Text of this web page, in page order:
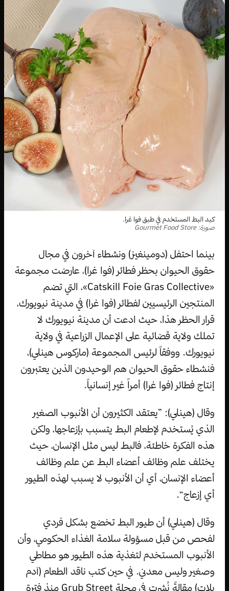
كبد البط المستخدم في طبق فوا غرا.
صورة: Gourmet Food Store
بينما احتفل (دومينغيز) ونشطاء آخرون في مجال
حقوق الحيوان بحظر فطائر (فوا غرا)، عارضت مجموعة
«Catskill Foie Gras Collective»، التي تضم
المنتجين الرئيسيين لفطائر (فوا غرا) في مدينة نيويورك،
قرار الحظر هذا، حيث ادعت أن مدينة نيويورك لا
تملك ولاية قضائية على الإعمال الزراعية في ولاية
نيويورك. ووفقاً لرئيس المجموعة (ماركوس هينلي)،
فنشطاء حقوق الحيوان هم الوحيدون الذين يعتبرون
إنتاج فطائر (فوا غرا) أمراً غير إنسانياً.
وقال (هينلي): ”يعتقد الكثيرون أن الأنبوب الصغير
الذي يُستخدم لإطعام البط يتسبب بإزعاجها، ولكن
هذه الفكرة خاطئة، فالبط ليس مثل الإنسان، حيث
يختلف علم وظائف أعضاء البط عن علم وظائف
أعضاء الإنسان، أي أن الأنبوب لا يسبب لهذه الطيور
أي إزعاج“.
وقال (هينلي) أن طيور البط تخضع بشكل فردي
لفحص من قبل مسؤولة سلامة الغذاء الحكومي، وأن
الأنبوب المستخدم لتغذية هذه الطيور هو مطاطي
وصغير وليس معدني. في حين كتب ناقد الطعام (آدم
بلات) مقالةً نُشرت في مجلة Grub Street منذ فترة